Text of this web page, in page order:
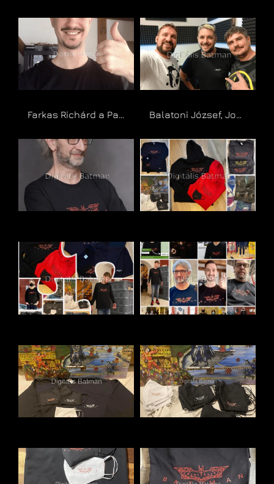
Farkas Richárd a Pajta séfje Balatoni József, Jocó bá a Showder Klub felvételén